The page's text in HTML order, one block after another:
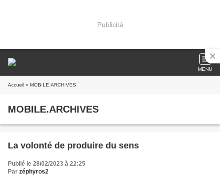
Publicité
MENU
Accueil » MOBILE.ARCHIVES
MOBILE.ARCHIVES
La volonté de produire du sens
Publié le 28/02/2023 à 22:25
Par zéphyros2